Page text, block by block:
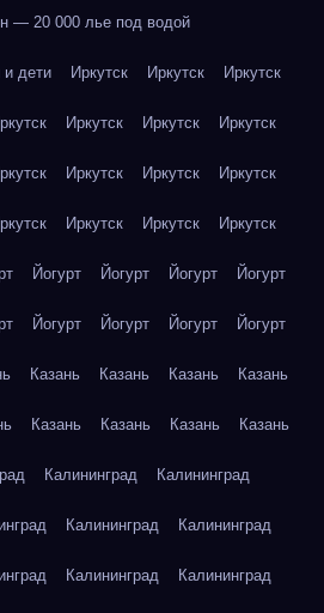
— 20 000 лье под водой
дети Иркутск Иркутск Иркутск
Иркутск Иркутск Иркутск
Иркутск Иркутск Иркутск
Иркутск Иркутск Иркутск
Йогурт Йогурт Йогурт Йогурт
Йогурт Йогурт Йогурт Йогурт
Казань Казань Казань Казань
Казань Казань Казань Казань
Калининград Калининград
Калининград Калининград
Калининград Калининград